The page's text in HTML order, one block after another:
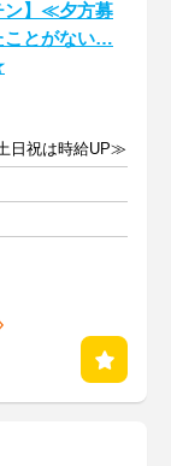
ン】≪夕方募
ことがない…
日祝は時給UP≫